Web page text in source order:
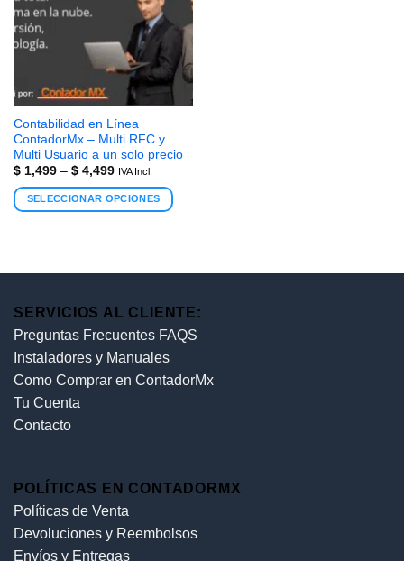
Contabilidad en Línea
ContadorMx – Multi RFC y
Multi Usuario a un solo precio
$1,499 – $4,499 IVA Incl.
SELECCIONAR OPCIONES
SERVICIOS AL CLIENTE:
Preguntas Frecuentes FAQS
Instaladores y Manuales
Como Comprar en ContadorMx
Tu Cuenta
Contacto
POLÍTICAS EN CONTADORMX
Políticas de Venta
Devoluciones y Reembolsos
Envíos y Entregas